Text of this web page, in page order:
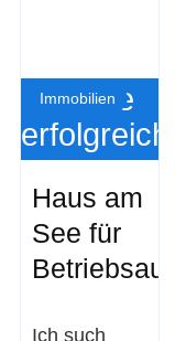
Suche
erfolgreich
Immobilien
Haus am
See für
Ich such